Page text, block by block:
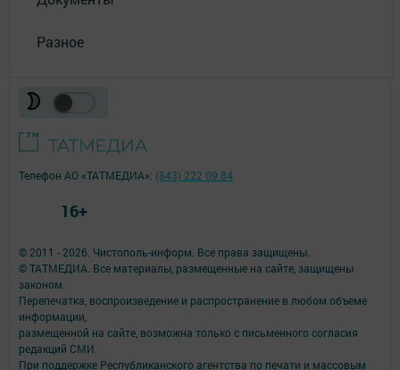
Разное
© 2011 - 2026. Чистополь-информ. Все права защищены.
© ТАТМЕДИА. Все материалы, размещенные на сайте, защищены
законом.
Перепечатка, воспроизведение и распространение в любом объеме
информации,
размещенной на сайте, возможна только с письменного согласия
редакций СМИ.
При поддержке Республиканского агентства по печати и массовым
Телефон АО «ТАТМЕДИА»: (843) 222 09 84
16+